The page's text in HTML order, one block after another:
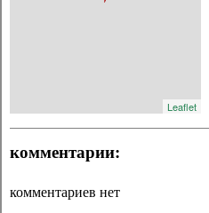
Leaflet
комментарии:
комментариев нет